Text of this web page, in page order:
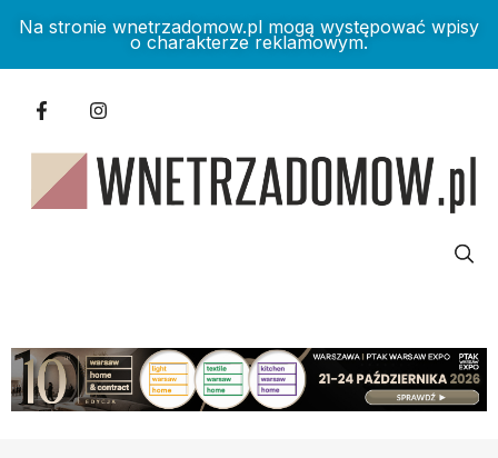
Na stronie wnetrzadomow.pl mogą występować wpisy
o charakterze reklamowym.